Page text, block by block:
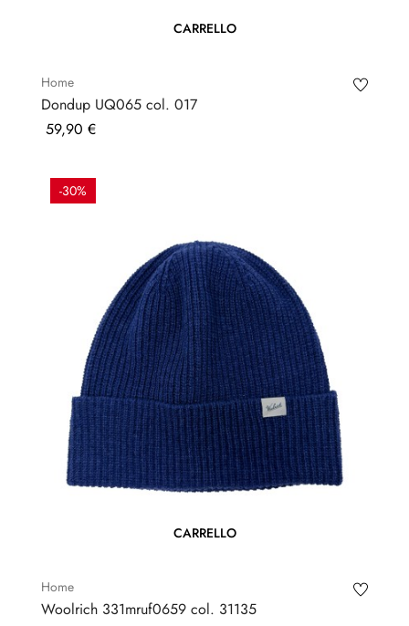
CARRELLO
Home
Dondup UQ065 col. 017
Prezzo
59,90 €
-30%
CARRELLO
Home
Woolrich 331mruf0659 col. 31135